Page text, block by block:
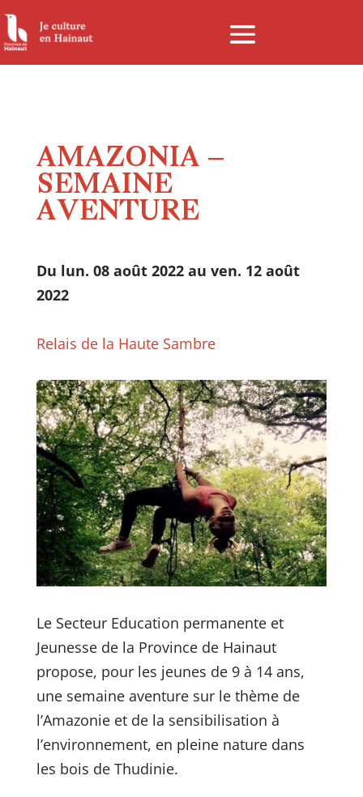
Panneau de gestion des cookies
AMAZONIA –
SEMAINE
AVENTURE
Du lun. 08 août 2022 au ven. 12 août
2022
Relais de la Haute Sambre
Le Secteur Education permanente et
Jeunesse de la Province de Hainaut
propose, pour les jeunes de 9 à 14 ans,
une semaine aventure sur le thème de
l’Amazonie et de la sensibilisation à
l’environnement, en pleine nature dans
les bois de Thudinie.